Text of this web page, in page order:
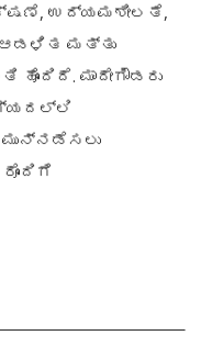
,ಉದ್ಯಮಶೀಲತೆ,
ಆಡಳಿತ ಮತ್ತು
ಹೊಂದಿದೆ.ಮಾದೇಗೌಡರು